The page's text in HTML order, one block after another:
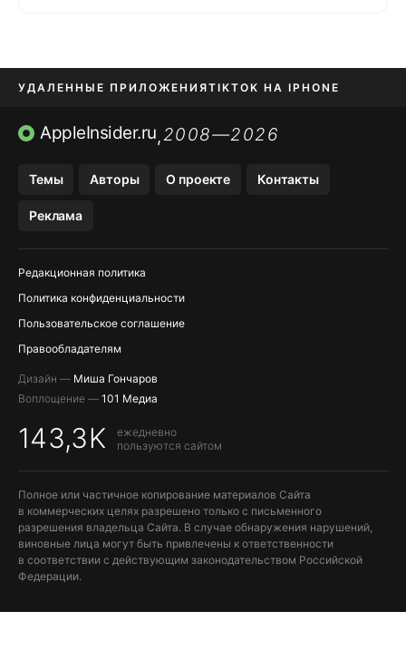
УДАЛЕННЫЕ ПРИЛОЖЕНИЯTIKTOK НА IPHONE
ПРИЛОЖЕНИЯ БЕЗ APP STORE
AppleInsider.ru,2008—2026
Темы Авторы О проекте Контакты
Реклама
Редакционная политика
Политика конфиденциальности
Пользовательское соглашение
Правообладателям
Дизайн — Миша Гончаров
Воплощение — 101 Медиа
143,3K
ежедневно
пользуются сайтом
Полное или частичное копирование материалов Сайта
в коммерческих целях разрешено только с письменного
разрешения владельца Сайта. В случае обнаружения нарушений,
виновные лица могут быть привлечены к ответственности
в соответствии с действующим законодательством Российской
Федерации.